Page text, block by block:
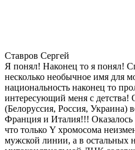
Ставров Сергей
Я понял! Наконец то я понял!
несколько необычное имя для
национальность наконец то
интересующий меня с детства!
(Белоруссия, Россия, Украина)
Франция и Италия!!! Оказалось
что только Y хромосома
мужской линии, а в остальных